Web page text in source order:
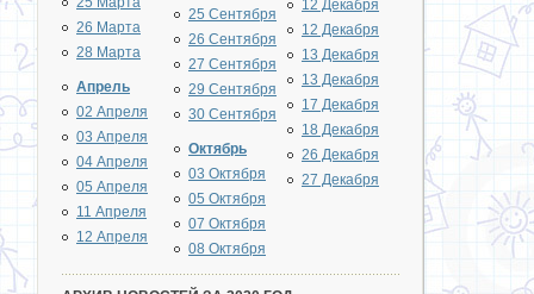
26 Марта
28 Марта
Апрель
02 Апреля
03 Апреля
04 Апреля
05 Апреля
11 Апреля
12 Апреля
25 Сентября
26 Сентября
27 Сентября
29 Сентября
30 Сентября
Октябрь
03 Октября
05 Октября
07 Октября
08 Октября
12 Декабря
12 Декабря
13 Декабря
13 Декабря
17 Декабря
18 Декабря
26 Декабря
27 Декабря